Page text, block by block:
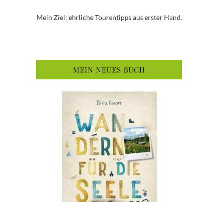
Mein Ziel: ehrliche Tourentipps aus erster Hand.
MEIN NEUES BUCH